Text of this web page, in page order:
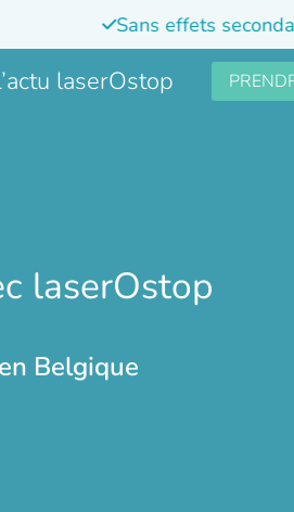
Sans effets
laserOstop
laserOstop
Belgique